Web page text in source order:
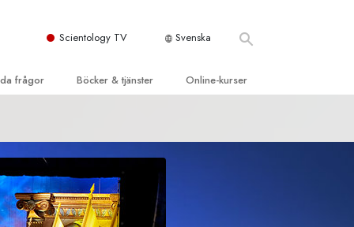
Scientology TV Svenska
frågor
organisationer
Böcker & tjänster Online-kurser
Beståndsdelarna i förståelse
Lösningar för en farlig omgivning